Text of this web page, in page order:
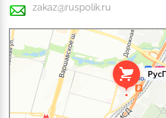
zakaz@ruspolik.ru
РусПолик
Оргстекло, поликарбонат в Москве
Строительные и отделочные работы в Москве